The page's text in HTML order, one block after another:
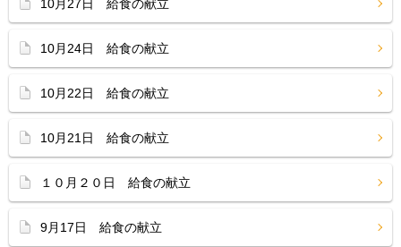
10月27日 給食の献立
10月24日 給食の献立
10月22日 給食の献立
10月21日 給食の献立
１０月２０日 給食の献立
9月17日 給食の献立